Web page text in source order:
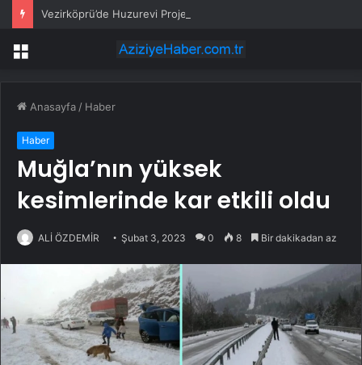
Vezirköprü’de Huzurevi Projesine 192 Milyon TL Destek
Menü
Anasayfa / Haber
Haber
Muğla’nın yüksek
kesimlerinde kar etkili oldu
ALİ ÖZDEMİR Şubat 3, 2023 0 8 Bir dakikadan az